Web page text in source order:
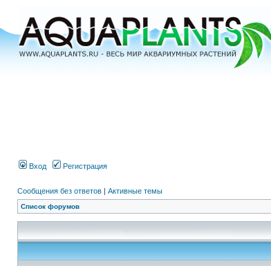
Вход Регистрация
Сообщения без ответов | Активные темы
Список форумов